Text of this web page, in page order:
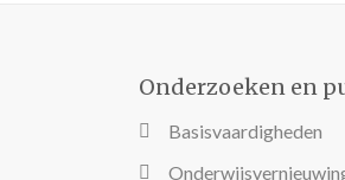
Onderzoeken en
Basisvaardigheden